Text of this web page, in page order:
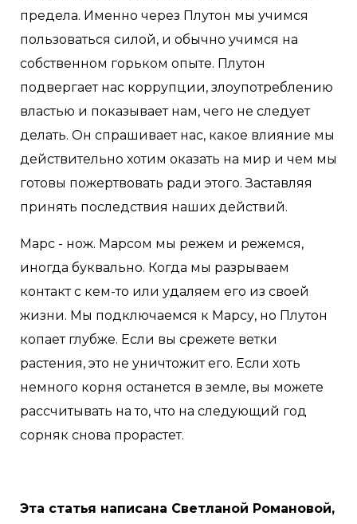
предела. Именно через Плутон мы учимся
пользоваться силой, и обычно учимся на
собственном горьком опыте. Плутон
подвергает нас коррупции, злоупотреблению
властью и показывает нам, чего не следует
делать. Он спрашивает нас, какое влияние мы
действительно хотим оказать на мир и чем мы
готовы пожертвовать ради этого. Заставляя
принять последствия наших действий.
Марс - нож. Марсом мы режем и режемся,
иногда буквально. Когда мы разрываем
контакт с кем-то или удаляем его из своей
жизни. Мы подключаемся к Марсу, но Плутон
копает глубже. Если вы срежете ветки
растения, это не уничтожит его. Если хоть
немного корня останется в земле, вы можете
рассчитывать на то, что на следующий год
сорняк снова прорастет.
Эта статья написана Светланой Романовой,